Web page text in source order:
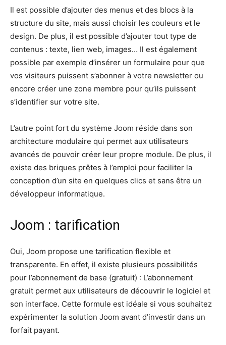
Il est possible d’ajouter des menus et des blocs à la
structure du site, mais aussi choisir les couleurs et le
design. De plus, il est possible d’ajouter tout type de
contenus : texte, lien web, images… Il est également
possible par exemple d’insérer un formulaire pour que
vos visiteurs puissent s’abonner à votre newsletter ou
encore créer une zone membre pour qu’ils puissent
s’identifier sur votre site.
L’autre point fort du système Joom réside dans son
architecture modulaire qui permet aux utilisateurs
avancés de pouvoir créer leur propre module. De plus, il
existe des briques prêtes à l’emploi pour faciliter la
conception d’un site en quelques clics et sans être un
développeur informatique.
Joom : tarification
Oui, Joom propose une tarification flexible et
transparente. En effet, il existe plusieurs possibilités
pour l’abonnement de base (gratuit) : L’abonnement
gratuit permet aux utilisateurs de découvrir le logiciel et
son interface. Cette formule est idéale si vous souhaitez
expérimenter la solution Joom avant d’investir dans un
forfait payant.